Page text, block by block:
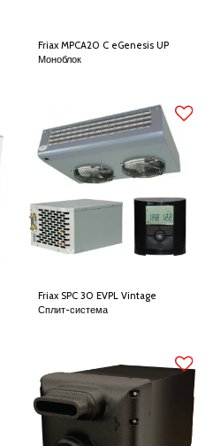
Friax MPCA20 C eGenesis UP
Моноблок
Friax SPC 30 EVPL Vintage
Сплит-система